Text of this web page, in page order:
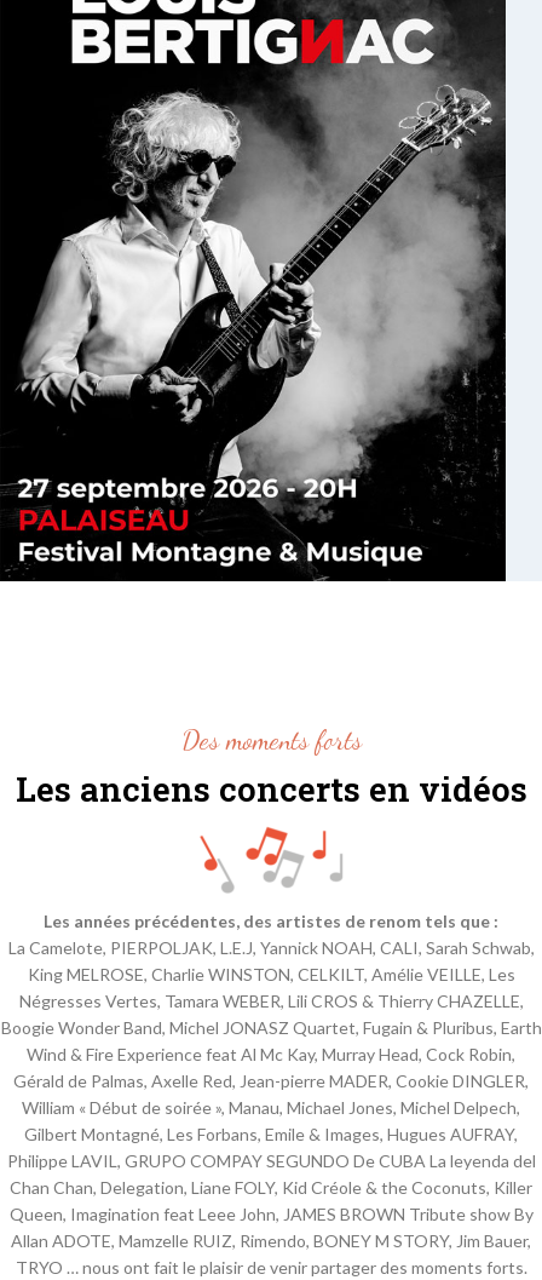
Des moments forts
Les anciens concerts en vidéos
Les années précédentes, des artistes de renom tels que :
La Camelote, PIERPOLJAK, L.E.J, Yannick NOAH, CALI, Sarah Schwab,
King MELROSE, Charlie WINSTON, CELKILT, Amélie VEILLE, Les
Négresses Vertes, Tamara WEBER, Lili CROS & Thierry CHAZELLE,
Boogie Wonder Band, Michel JONASZ Quartet, Fugain & Pluribus, Earth
Wind & Fire Experience feat Al Mc Kay, Murray Head, Cock Robin,
Gérald de Palmas, Axelle Red, Jean-pierre MADER, Cookie DINGLER,
William « Début de soirée », Manau, Michael Jones, Michel Delpech,
Gilbert Montagné, Les Forbans, Emile & Images, Hugues AUFRAY,
Philippe LAVIL, GRUPO COMPAY SEGUNDO De CUBA La leyenda del
Chan Chan, Delegation, Liane FOLY, Kid Créole & the Coconuts, Killer
Queen, Imagination feat Leee John, JAMES BROWN Tribute show By
Allan ADOTE, Mamzelle RUIZ, Rimendo, BONEY M STORY, Jim Bauer,
TRYO … nous ont fait le plaisir de venir partager des moments forts.